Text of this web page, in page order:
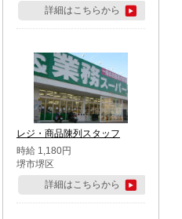
詳細はこちらから
レジ・商品陳列スタッフ
時給 1,180円
堺市堺区
詳細はこちらから